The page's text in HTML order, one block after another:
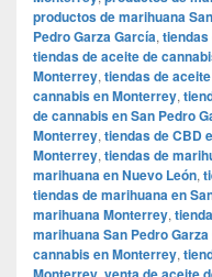
productos de marihuana
Pedro Garza García, tiendas
tiendas de aceite de
Monterrey, tiendas de
cannabis en Monterrey,
de cannabis en San Pedro
Monterrey, tiendas de CBD
Monterrey, tiendas de
marihuana en Nuevo León,
tiendas de marihuana en
marihuana Monterrey,
marihuana San Pedro
cannabis en Monterrey,
,